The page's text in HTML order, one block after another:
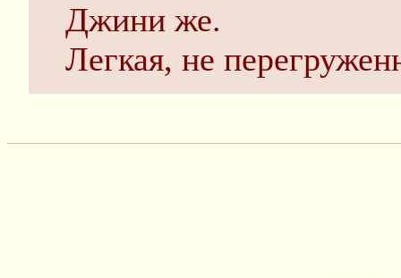
Джини же.
Легкая, не